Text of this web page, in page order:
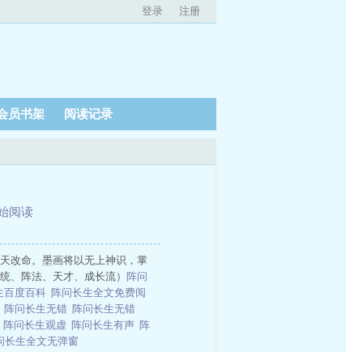
登录 注册
员书架 阅读记录
阅读
改命。墨画将以无上神识，掌
、阵法、天才、成长流）
阵问
百度百科 阵问长生全文免费阅
阵问长生无错 阵问长生无错
阵问长生观虚 阵问长生有声 阵
长生全文无弹窗